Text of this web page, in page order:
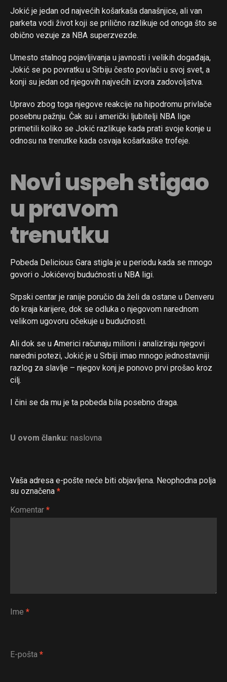
Jokić je jedan od najvećih košarkaša današnjice, ali van
parketa vodi život koji se prilično razlikuje od onoga što se
obično vezuje za NBA superzvezde.
Umesto stalnog pojavljivanja u javnosti i velikih događaja,
Jokić se po povratku u Srbiju često povlači u svoj svet, a
konji su jedan od njegovih najvećih izvora zadovoljstva.
Upravo zbog toga njegove reakcije na hipodromu privlače
posebnu pažnju. Čak su i američki ljubitelji NBA lige
primetili koliko se Jokić razlikuje kada prati svoje konje u
odnosu na trenutke kada osvaja košarkaške trofeje.
Novi uspeh stigao
u pravom
trenutku
Pobeda Delicious Gara stigla je u periodu kada se mnogo
govori o Jokićevoj budućnosti u NBA ligi.
Srpski centar je ranije poručio da želi da ostane u Denveru
do kraja karijere, dok se odluka o njegovom narednom
velikom ugovoru očekuje u budućnosti.
Ali dok se u Americi računaju milioni i analiziraju njegovi
naredni potezi, Jokić je u Srbiji imao mnogo jednostavniji
razlog za slavlje – njegov konj je ponovo prvi prošao kroz
cilj.
I čini se da mu je ta pobeda bila posebno draga.
U ovom članku: naslovna
Vaša adresa e-pošte neće biti objavljena. Neophodna polja
su označena *
Komentar *
Ime *
E-pošta *